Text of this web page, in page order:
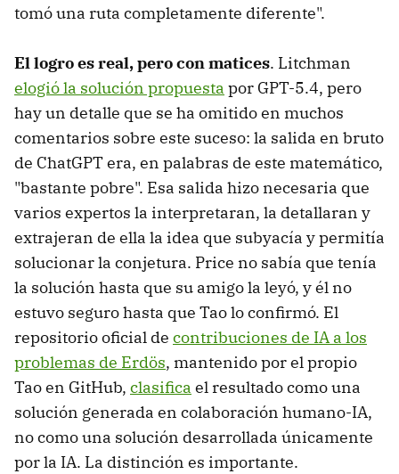
tomó una ruta completamente diferente".
El logro es real, pero con matices. Litchman
elogió la solución propuesta por GPT-5.4, pero
hay un detalle que se ha omitido en muchos
comentarios sobre este suceso: la salida en bruto
de ChatGPT era, en palabras de este matemático,
"bastante pobre". Esa salida hizo necesaria que
varios expertos la interpretaran, la detallaran y
extrajeran de ella la idea que subyacía y permitía
solucionar la conjetura. Price no sabía que tenía
la solución hasta que su amigo la leyó, y él no
estuvo seguro hasta que Tao lo confirmó. El
repositorio oficial de contribuciones de IA a los
problemas de Erdös, mantenido por el propio
Tao en GitHub, clasifica el resultado como una
solución generada en colaboración humano-IA,
no como una solución desarrollada únicamente
por la IA. La distinción es importante.